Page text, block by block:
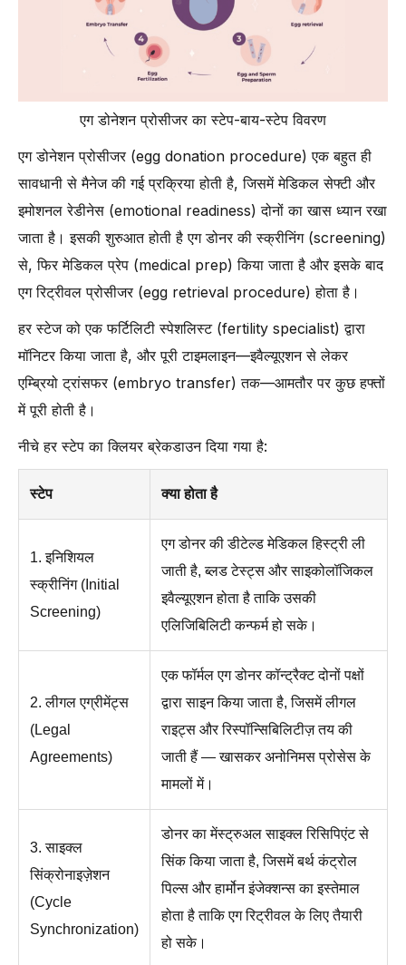
एग डोनेशन प्रोसीजर का स्टेप-बाय-स्टेप विवरण
एग डोनेशन प्रोसीजर (egg donation procedure) एक बहुत ही
सावधानी से मैनेज की गई प्रक्रिया होती है, जिसमें मेडिकल सेफ्टी और
इमोशनल रेडीनेस (emotional readiness) दोनों का खास ध्यान रखा
जाता है। इसकी शुरुआत होती है एग डोनर की स्क्रीनिंग (screening)
से, फिर मेडिकल प्रेप (medical prep) किया जाता है और इसके बाद
एग रिट्रीवल प्रोसीजर (egg retrieval procedure) होता है।
हर स्टेज को एक फर्टिलिटी स्पेशलिस्ट (fertility specialist) द्वारा
मॉनिटर किया जाता है, और पूरी टाइमलाइन—इवैल्यूएशन से लेकर
एम्ब्रियो ट्रांसफर (embryo transfer) तक—आमतौर पर कुछ हफ्तों
में पूरी होती है।
नीचे हर स्टेप का क्लियर ब्रेकडाउन दिया गया है:
स्टेप क्या होता है
1. इनिशियल
स्क्रीनिंग (Initial
Screening)
एग डोनर की डीटेल्ड मेडिकल हिस्ट्री ली
जाती है, ब्लड टेस्ट्स और साइकोलॉजिकल
इवैल्यूएशन होता है ताकि उसकी
एलिजिबिलिटी कन्फर्म हो सके।
2. लीगल एग्रीमेंट्स
(Legal
Agreements)
एक फॉर्मल एग डोनर कॉन्ट्रैक्ट दोनों पक्षों
द्वारा साइन किया जाता है, जिसमें लीगल
राइट्स और रिस्पॉन्सिबिलिटीज़ तय की
जाती हैं — खासकर अनोनिमस प्रोसेस के
मामलों में।
3. साइक्ल
सिंक्रोनाइज़ेशन
(Cycle
Synchronization)
डोनर का मेंस्ट्रुअल साइक्ल रिसिपिएंट से
सिंक किया जाता है, जिसमें बर्थ कंट्रोल
पिल्स और हार्मोन इंजेक्शन्स का इस्तेमाल
होता है ताकि एग रिट्रीवल के लिए तैयारी
हो सके।